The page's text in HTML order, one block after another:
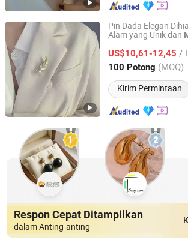
Pin Dada Elegan
Alam yang Unik dan
US$10,61-12,45 /
100 Potong (MOQ)
Kirim Permintaan
ZHUJI YEYI IMPORT AND EXPORT CO.,
Zhejiang, China Harga mulai
Respon Cepat Ditampilkan
dalam Anting-anting